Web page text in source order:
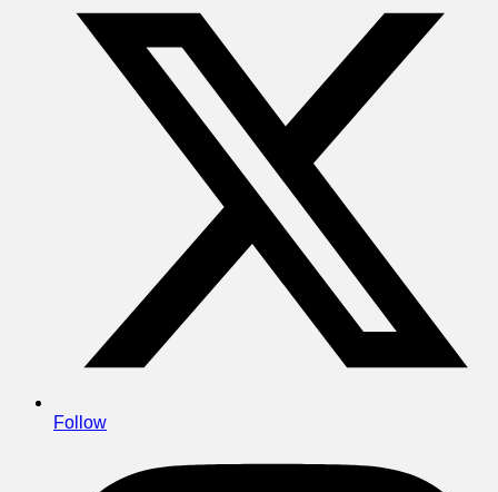
Follow